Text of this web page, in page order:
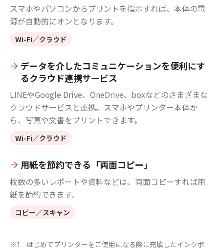
スマホやパソコンからプリントを指示すれば、本体の電
源が自動的にオンとなります。
Wi-Fi／クラウド
データを介したコミュニケーションを便利にす
るクラウド連携サービス
LINEやGoogle Drive、OneDrive、boxなどのさまざまな
クラウドサービスと連携。スマホやプリンター本体か
ら、写真や文書をプリントできます。
Wi-Fi／クラウド
用紙を節約できる「両面コピー」
枚数の多いレポートや資料などは、両面コピーすれば用
紙を節約できます。
コピー／スキャン
※1
はじめてプリンターをご使用になる際に充填したインクボ